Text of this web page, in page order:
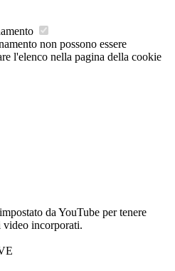
non possono essere
l'elenco nella pagina della cookie
da YouTube per tenere
video incorporati.